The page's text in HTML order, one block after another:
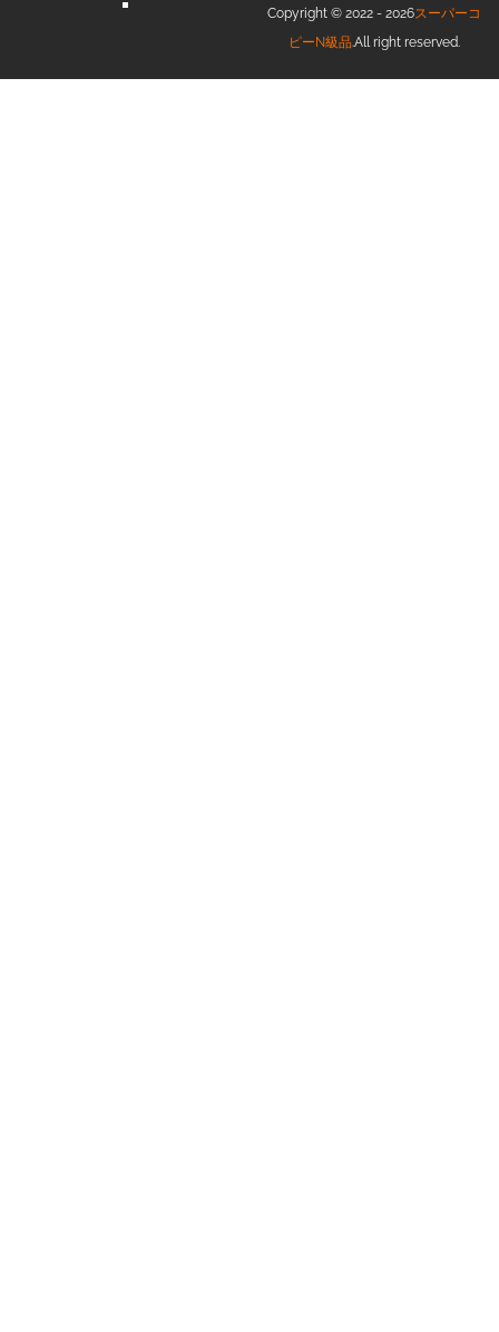
Copyright © 2022 - 2026スーパーコ
ピーN級品.All right reserved.